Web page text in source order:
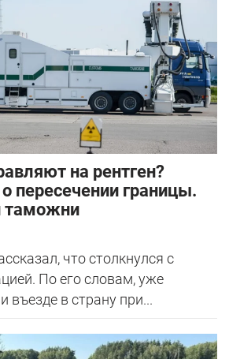
на рентген?
пересечении границы.
таможни
что столкнулся с
По его словам, уже
въезде в страну при...